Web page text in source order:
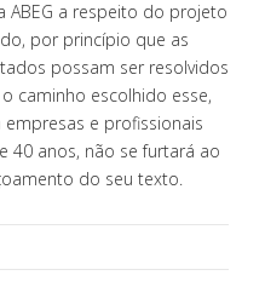
ABEG a respeito do projeto
por princípio que as
possam ser resolvidos
caminho escolhido esse,
e profissionais
40 anos, não se furtará ao
do seu texto.